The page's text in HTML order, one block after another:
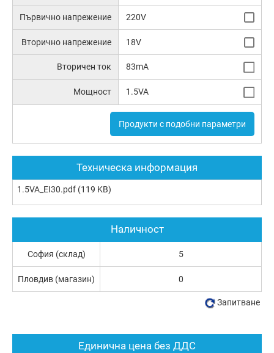
Първично напрежение 220V
Вторично напрежение 18V
Вторичен ток 83mA
Мощност 1.5VA
Продукти с подобни параметри
Техническа информация
1.5VA_EI30.pdf (119 KB)
Единична цена без ДДС
Наличност
София (склад) 5
Пловдив (магазин) 0
Запитване